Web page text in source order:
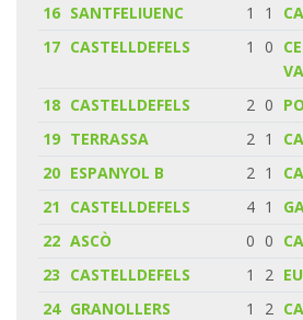
16 SANTFELIUENC 1 1
17 CASTELLDEFELS 1 0
18 CASTELLDEFELS 2 0
19 TERRASSA 2 1
20 ESPANYOL B 2 1
21 CASTELLDEFELS 4 1
22 ASCÒ 0 0
23 CASTELLDEFELS 1 2
24 GRANOLLERS 1 2